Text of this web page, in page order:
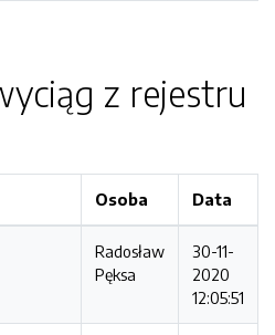
z rejestru
Osoba Data
Radosław
Pęksa
30-11-
2020
12:05:51